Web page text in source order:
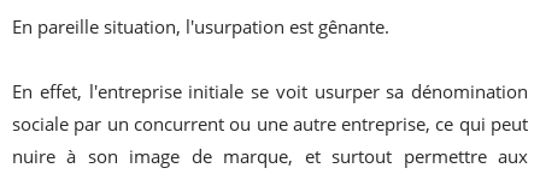
En pareille situation, l'usurpation est gênante.
En effet, l'entreprise initiale se voit usurper sa dénomination
sociale par un concurrent ou une autre entreprise, ce qui peut
nuire à son image de marque, et surtout permettre aux